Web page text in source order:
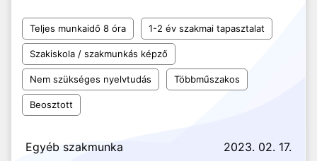
Teljes munkaidő 8 óra 1-2 év szakmai tapasztalat
Szakiskola / szakmunkás képző
Nem szükséges nyelvtudás Többműszakos
Beosztott
Egyéb szakmunka 2023. 02. 17.